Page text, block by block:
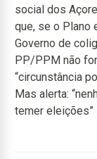
social dos
que, se o Plano
Governo de
PP/PPM não
“circunstância
Mas alerta:
temer eleições”